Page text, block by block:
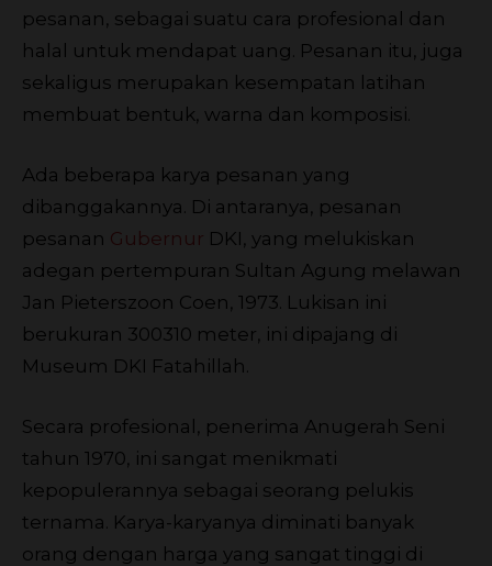
pesanan, sebagai suatu cara profesional dan
halal untuk mendapat uang. Pesanan itu, juga
sekaligus merupakan kesempatan latihan
membuat bentuk, warna dan komposisi.
Ada beberapa karya pesanan yang
dibanggakannya. Di antaranya, pesanan
pesanan Gubernur DKI, yang melukiskan
adegan pertempuran Sultan Agung melawan
Jan Pieterszoon Coen, 1973. Lukisan ini
berukuran 300310 meter, ini dipajang di
Museum DKI Fatahillah.
Secara profesional, penerima Anugerah Seni
tahun 1970, ini sangat menikmati
kepopulerannya sebagai seorang pelukis
ternama. Karya-karyanya diminati banyak
orang dengan harga yang sangat tinggi di